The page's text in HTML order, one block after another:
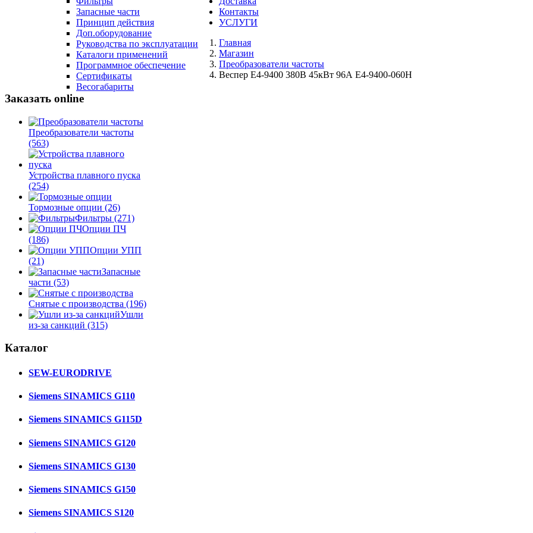
Запасные части
Принцип действия
Доп.оборудование
Руководства по эксплуатации
Каталоги применений
Программное обеспечение
Сертификаты
Весогабариты
Контакты
УСЛУГИ
Главная
Магазин
Преобразователи частоты
Веспер E4-9400 380В 45кВт 96А E4-9400-060H
Заказать online
Преобразователи частоты
(563)
Устройства плавного пуска
(254)
Тормозные опции (26)
Фильтры (271)
Опции ПЧ
(186)
Опции УПП
(21)
Запасные
части (53)
Снятые с производства (196)
Ушли
из-за санкций (315)
Каталог
SEW-EURODRIVE
Siemens SINAMICS G110
Siemens SINAMICS G115D
Siemens SINAMICS G120
Siemens SINAMICS G130
Siemens SINAMICS G150
Siemens SINAMICS S120